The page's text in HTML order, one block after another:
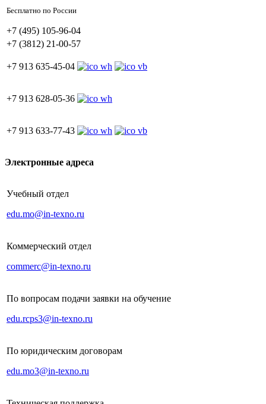
Бесплатно по России
+7 (495) 105-96-04
+7 (3812) 21-00-57
+7 913 635-45-04
+7 913 628-05-36
+7 913 633-77-43
Электронные адреса
Учебный отдел
edu.mo@in-texno.ru
Коммерческий отдел
commerc@in-texno.ru
По вопросам подачи заявки на обучение
edu.rcps3@in-texno.ru
По юридическим договорам
edu.mo3@in-texno.ru